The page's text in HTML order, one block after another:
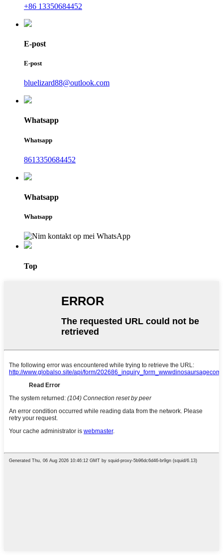
+86 13350684452
E-post
E-post
bluelizard88@outlook.com
Whatsapp
Whatsapp
8613350684452
Whatsapp
Whatsapp
Top